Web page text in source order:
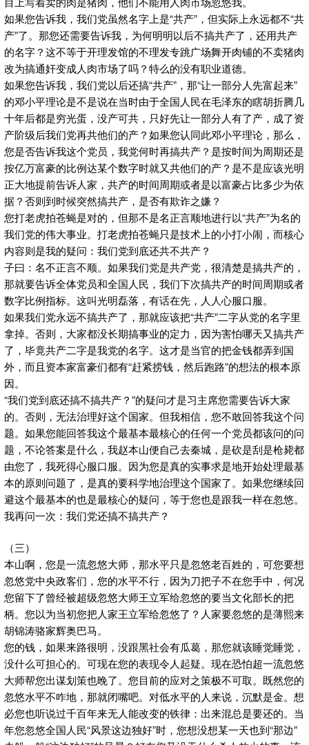
如果您告诉我，我们党虽然名字上是“共产”，但实际上永远都不“共
产”了。那您还需要告诉我，为何明明以后不搞共产了，还用共产
的名字？这不等于开理发馆的不理发专跳广场舞开肉铺的不卖猪肉
改为搞通奸变成人肉市场了吗？特么的没有职业道德。
如果您告诉我，我们党以后还搞“共产”，那“让一部分人先富起来”
的邓小平理论是不是说在当时由于全国人民在毛泽东的瞎胡折腾几
十年后都是穷光蛋，没产可共，只好先让一部分人有了产，成了资
产阶级后我们党再共他们的产？如果您认同此邓小平理论，那么，
您是否告诉我这个党员，我党何时再搞共产？是按时间为周期还是
按亿万富豪的比例达某个数字时就又共他们的产？是不是应该光明
正大地提前告诉人家，共产的时间周期或者是以富豪占比多少为依
据？否则到时候突然搞共产，是否有欺诈之嫌？
您打老虎拍苍蝇是对的，但那不是名正言顺地进行以“共产”为名的
我们党的伟大事业。打老虎拍苍蝇只是技术上的小打小闹，而核心
内容则是我的疑问：我们党到底还共不共产？
子曰：名不正言不顺。如果我们党是共产党，很清楚是搞共产的，
那就要告诉全体党员和全国人民，我们下次搞共产的时间周期或者
数字比例指标。这叫光明磊落，有话在先，人人心服口服。
如果我们党永远不搞共产了，那就应该把“共产”二字从党的名字里
拿掉。否则，大家都没长期搞事业的定力，因为害怕哪天又搞共产
了，毕竟共产二字是我党的名字。这才是当官的把金钱都弄到国
外，而且资本家富豪们都有“赶紧捞钱，然后跑路”的想法的根本原
因。
“我们党到底还搞不搞共产？”的疑问才是习主席您需要告诉大家
的。否则，无法治理好这个国家。但我相信，您不敢回答我这个问
题。如果您能回答我这个最基本最核心的任何一个党员都该问的问
题，不论答案是什么，我赵本山便自己去秦城，是砍是刮是枪毙都
由您了，我死得心服口服。因为您是真的实事求是地开始处理最基
本的原则问题了，是真的要科学地治理这个国家了。如果您继续回
避这个最基本的也是最核心的疑问，等于您也是跟我一样在忽悠。
我再问一次：我们党还搞不搞共产？
（三）
本山啊，您是一流忽悠大师，那水平只是忽悠老百姓的，可您要想
忽悠党中央政客们，您的水平不行，因为刀把子不在您手中，何况
您留下了曾经被超级忽悠大师王立军给忽悠的要当文化部长的把
柄。您以为当初您把人家王立军给忽悠了？人家要忽悠的是薄熙来
胡锦涛骆家辉奥巴马。
您的钱，如果来路很明，没跟黑社会有瓜葛，那您就该睡觉睡觉，
没什么可担心的。可现在您的表现令人起疑。现在恐怕超一流忽悠
大师帮您出谋划策也晚了。您目前的应对之策极不可取。既然您的
忽悠水平不咋地，那就闭嘴吧。对低水平的人来说，沉默是金。想
必您也听说过千百年来无人能改变的铁律：出来混总是要还的。当
年您忽悠全国人民“风景这边独好”时，您想没想某一天也到“那边”